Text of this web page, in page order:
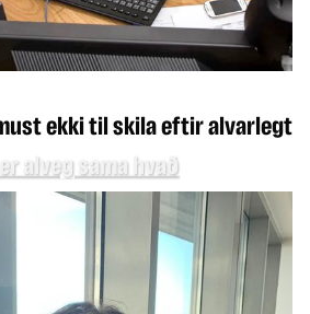
ekki til skila eftir alvarlegt
alveg sama hvað